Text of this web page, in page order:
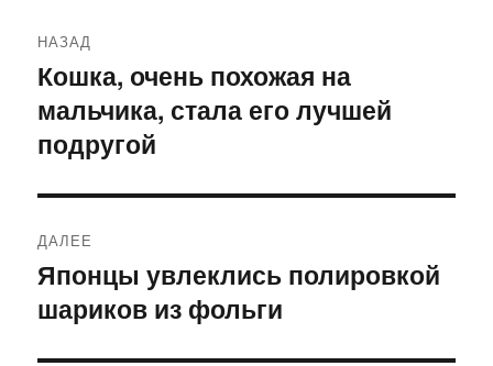
по
записям
НАЗАД
Предыдущая
запись:
Кошка, очень похожая на
мальчика, стала его лучшей
подругой
ДАЛЕЕ
Следующая
запись:
Японцы увлеклись полировкой
шариков из фольги